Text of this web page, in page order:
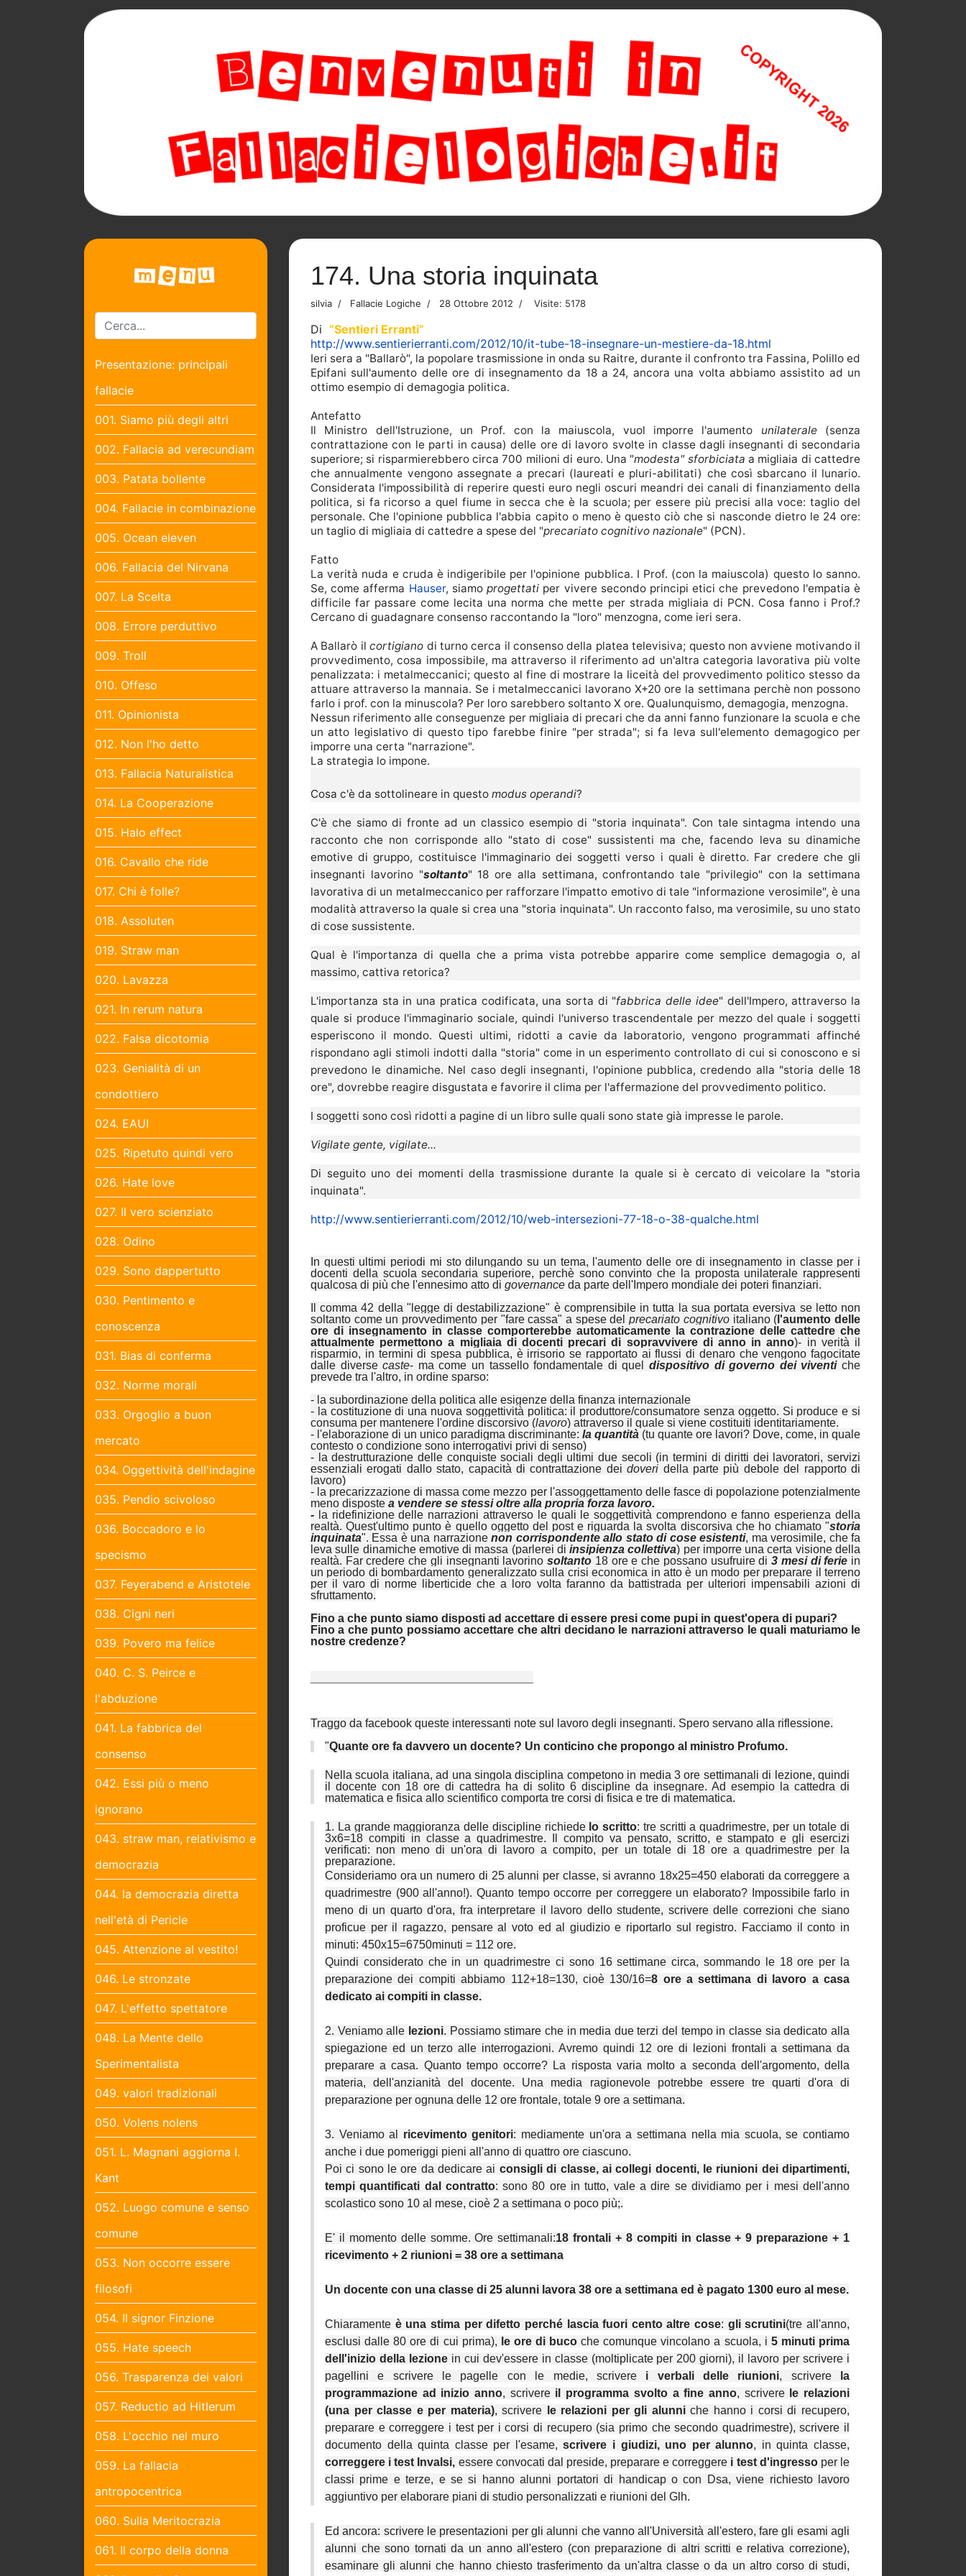
Presentazione: principali
fallacie
001. Siamo più degli altri
002. Fallacia ad verecundiam
003. Patata bollente
004. Fallacie in combinazione
005. Ocean eleven
006. Fallacia del Nirvana
007. La Scelta
008. Errore perduttivo
009. Troll
010. Offeso
011. Opinionista
012. Non l'ho detto
013. Fallacia Naturalistica
014. La Cooperazione
015. Halo effect
016. Cavallo che ride
017. Chi è folle?
018. Assoluten
019. Straw man
020. Lavazza
021. In rerum natura
022. Falsa dicotomia
023. Genialità di un
condottiero
024. EAUI
025. Ripetuto quindi vero
026. Hate love
027. Il vero scienziato
028. Odino
029. Sono dappertutto
030. Pentimento e
conoscenza
031. Bias di conferma
032. Norme morali
033. Orgoglio a buon
mercato
034. Oggettività dell'indagine
035. Pendio scivoloso
036. Boccadoro e lo
specismo
037. Feyerabend e Aristotele
038. Cigni neri
039. Povero ma felice
040. C. S. Peirce e
l'abduzione
041. La fabbrica del
consenso
042. Essi più o meno
ignorano
043. straw man, relativismo e
democrazia
044. la democrazia diretta
nell'età di Pericle
045. Attenzione al vestito!
046. Le stronzate
047. L'effetto spettatore
048. La Mente dello
Sperimentalista
049. valori tradizionali
050. Volens nolens
051. L. Magnani aggiorna I.
Kant
052. Luogo comune e senso
comune
053. Non occorre essere
filosofi
054. Il signor Finzione
055. Hate speech
056. Trasparenza dei valori
057. Reductio ad Hitlerum
058. L'occhio nel muro
059. La fallacia
antropocentrica
060. Sulla Meritocrazia
061. Il corpo della donna
174. Una storia inquinata
silvia Fallacie Logiche 28 Ottobre 2012 Visite: 5178
Di “Sentieri Erranti”
http://www.sentierierranti.com/2012/10/it-tube-18-insegnare-un-mestiere-da-18.html
Ieri sera a "Ballarò", la popolare trasmissione in onda su Raitre, durante il confronto tra Fassina, Polillo ed
Epifani sull'aumento delle ore di insegnamento da 18 a 24, ancora una volta abbiamo assistito ad un
ottimo esempio di demagogia politica.
Antefatto
Il Ministro dell'Istruzione, un Prof. con la maiuscola, vuol imporre l'aumento unilaterale (senza
contrattazione con le parti in causa) delle ore di lavoro svolte in classe dagli insegnanti di secondaria
superiore; si risparmierebbero circa 700 milioni di euro. Una "modesta" sforbiciata a migliaia di cattedre
che annualmente vengono assegnate a precari (laureati e pluri-abilitati) che così sbarcano il lunario.
Considerata l'impossibilità di reperire questi euro negli oscuri meandri dei canali di finanziamento della
politica, si fa ricorso a quel fiume in secca che è la scuola; per essere più precisi alla voce:taglio del
personale. Che l'opinione pubblica l'abbia capito o meno è questo ciò che si nasconde dietro le 24 ore:
un taglio di migliaia di cattedre a spese del "precariato cognitivo nazionale" (PCN).
Fatto
La verità nuda e cruda è indigeribile per l'opinione pubblica. I Prof. (con la maiuscola) questo lo sanno.
Se, come afferma Hauser, siamoprogettati per vivere secondo principi etici che prevedono l'empatia è
difficile far passare come lecita una norma che mette per strada migliaia di PCN. Cosa fanno i Prof.?
Cercano di guadagnare consenso raccontando la "loro" menzogna, come ieri sera.
A Ballarò ilcortigiano di turno cerca il consenso della platea televisiva; questo non avviene motivando il
provvedimento, cosa impossibile, ma attraverso il riferimento ad un'altra categoria lavorativa più volte
penalizzata: i metalmeccanici; questo al fine di mostrare la liceità del provvedimento politico stesso da
attuare attraverso la mannaia. Se i metalmeccanici lavorano X+20 ore la settimana perchè non possono
farlo i prof. con la minuscola? Per loro sarebbero soltanto X ore. Qualunquismo, demagogia, menzogna.
Nessun riferimento alle conseguenze per migliaia di precari che da anni fanno funzionare la scuola e che
un atto legislativo di questo tipo farebbe finire "per strada"; si fa leva sull'elemento demagogico per
imporre una certa "narrazione".
La strategia lo impone.
Cosa c'è da sottolineare in questo modus operandi?
C'è che siamo di fronte ad un classico esempio di "storia inquinata". Con tale sintagma intendo una
racconto che non corrisponde allo "stato di cose" sussistenti ma che, facendo leva su dinamiche
emotive di gruppo, costituisce l'immaginario dei soggetti verso i quali è diretto. Far credere che gli
insegnanti lavorino "soltanto" 18 ore alla settimana, confrontando tale "privilegio" con la settimana
lavorativa di un metalmeccanico per rafforzare l'impatto emotivo di tale "informazione verosimile", è una
modalità attraverso la quale si crea una "storia inquinata". Un racconto falso, ma verosimile, su uno stato
di cose sussistente.
Qual è l'importanza di quella che a prima vista potrebbe apparire come semplice demagogia o, al
massimo, cattiva retorica?
L'importanza sta in una pratica codificata, una sorta di "fabbrica delle idee" dell'Impero, attraverso la
quale si produce l'immaginario sociale, quindi l'universo trascendentale per mezzo del quale i soggetti
esperiscono il mondo. Questi ultimi, ridotti a cavie da laboratorio, vengono programmati affinché
rispondano agli stimoli indotti dalla "storia" come in un esperimento controllato di cui si conoscono e si
prevedono le dinamiche. Nel caso degli insegnanti, l'opinione pubblica, credendo alla "storia delle 18
ore", dovrebbe reagire disgustata e favorire il clima per l'affermazione del provvedimento politico.
I soggetti sono così ridotti a pagine di un libro sulle quali sono state già impresse le parole.
Vigilate gente, vigilate...
Di seguito uno dei momenti della trasmissione durante la quale si è cercato di veicolare la "storia
inquinata".
http://www.sentierierranti.com/2012/10/web-intersezioni-77-18-o-38-qualche.html
In questi ultimi periodi mi sto dilungando su un tema, l'aumento delle ore di insegnamento in classe per i
docenti della scuola secondaria superiore, perchè sono convinto che la proposta unilaterale rappresenti
qualcosa di più che l'ennesimo atto di governance da parte dell'Impero mondiale dei poteri finanziari.
Il comma 42 della "legge di destabilizzazione" è comprensibile in tutta la sua portata eversiva se letto non
soltanto come un provvedimento per "fare cassa" a spese delprecariato cognitivoitaliano ( l'aumento delle
ore di insegnamento in classe comporterebbe automaticamente la contrazione delle cattedre che
attualmente permettono a migliaia di docenti precari di sopravvivere di anno in anno)- in verità il
risparmio, in termini di spesa pubblica, è irrisorio se rapportato ai flussi di denaro che vengono fagocitate
dalle diversecaste- ma come un tassello fondamentale di queldispositivo di governo dei viventiche
prevede tra l'altro, in ordine sparso:
- la subordinazione della politica alle esigenze della finanza internazionale
- la costituzione di una nuova soggettività politica: il produttore/consumatore senza oggetto. Si produce e si
consuma per mantenere l'ordine discorsivo (lavoro) attraverso il quale si viene costituiti identitariamente.
- l'elaborazione di un unico paradigma discriminante: la quantità (tu quante ore lavori? Dove, come, in quale
contesto o condizione sono interrogativi privi di senso)
- la destrutturazione delle conquiste sociali degli ultimi due secoli (in termini di diritti dei lavoratori, servizi
essenziali erogati dallo stato, capacità di contrattazione deidoveri della parte più debole del rapporto di
lavoro)
- la precarizzazione di massa come mezzo per l'assoggettamento delle fasce di popolazione potenzialmente
meno disposte a vendere se stessi oltre alla propria forza lavoro.
- la ridefinizione delle narrazioni attraverso le quali le soggettività comprendono e fanno esperienza della
realtà. Quest'ultimo punto è quello oggetto del post e riguarda la svolta discorsiva che ho chiamato "storia
inquinata". Essa è una narrazionenon corrispondente allo stato di cose esistenti, ma verosimile, che fa
leva sulle dinamiche emotive di massa (parlerei diinsipienza collettiva) per imporre una certa visione della
realtà. Far credere che gli insegnanti lavorinosoltanto 18 ore e che possano usufruire di3 mesi di ferie in
un periodo di bombardamento generalizzato sulla crisi economica in atto è un modo per preparare il terreno
per il varo di norme liberticide che a loro volta faranno da battistrada per ulteriori impensabili azioni di
sfruttamento.
Fino a che punto siamo disposti ad accettare di essere presi come pupi in quest'opera di pupari?
Fino a che punto possiamo accettare che altri decidano le narrazioni attraverso le quali maturiamo le
nostre credenze?
Traggo da facebook queste interessanti note sul lavoro degli insegnanti. Spero servano alla riflessione.
"Quante ore fa davvero un docente? Un conticino che propongo al ministro Profumo.
Nella scuola italiana, ad una singola disciplina competono in media 3 ore settimanali di lezione, quindi
il docente con 18 ore di cattedra ha di solito 6 discipline da insegnare. Ad esempio la cattedra di
matematica e fisica allo scientifico comporta tre corsi di fisica e tre di matematica.
1. La grande maggioranza delle discipline richiedelo scritto: tre scritti a quadrimestre, per un totale di
3x6=18 compiti in classe a quadrimestre. Il compito va pensato, scritto, e stampato e gli esercizi
verificati: non meno di un'ora di lavoro a compito, per un totale di 18 ore a quadrimestre per la
preparazione.
Consideriamo ora un numero di 25 alunni per classe, si avranno 18x25=450 elaborati da correggere a
quadrimestre (900 all'anno!). Quanto tempo occorre per correggere un elaborato? Impossibile farlo in
meno di un quarto d'ora, fra interpretare il lavoro dello studente, scrivere delle correzioni che siano
proficue per il ragazzo, pensare al voto ed al giudizio e riportarlo sul registro. Facciamo il conto in
minuti: 450x15=6750minuti = 112 ore.
Quindi considerato che in un quadrimestre ci sono 16 settimane circa, sommando le 18 ore per la
preparazione dei compiti abbiamo 112+18=130, cioè 130/16=8 ore a settimana di lavoro a casa
dedicato ai compiti in classe.
2. Veniamo alle lezioni. Possiamo stimare che in media due terzi del tempo in classe sia dedicato alla
spiegazione ed un terzo alle interrogazioni. Avremo quindi 12 ore di lezioni frontali a settimana da
preparare a casa. Quanto tempo occorre? La risposta varia molto a seconda dell'argomento, della
materia, dell'anzianità del docente. Una media ragionevole potrebbe essere tre quarti d'ora di
preparazione per ognuna delle 12 ore frontale, totale 9 ore a settimana.
3. Veniamo al ricevimento genitori: mediamente un'ora a settimana nella mia scuola, se contiamo
anche i due pomeriggi pieni all'anno di quattro ore ciascuno.
Poi ci sono le ore da dedicare ai consigli di classe, ai collegi docenti, le riunioni dei dipartimenti,
tempi quantificati dal contratto: sono 80 ore in tutto, vale a dire se dividiamo per i mesi dell'anno
scolastico sono 10 al mese, cioè 2 a settimana o poco più;.
E' il momento delle somme. Ore settimanali:18 frontali + 8 compiti in classe + 9 preparazione + 1
ricevimento + 2 riunioni = 38 ore a settimana
Un docente con una classe di 25 alunni lavora 38 ore a settimana ed è pagato 1300 euro al mese.
Chiaramente è una stima per difetto perché lascia fuori cento altre cose: gli scrutini(tre all'anno,
esclusi dalle 80 ore di cui prima), le ore di bucoche comunque vincolano a scuola, i 5 minuti prima
dell'inizio della lezionein cui dev'essere in classe (moltiplicate per 200 giorni), il lavoro per scrivere i
pagellini e scrivere le pagelle con le medie, scriverei verbali delle riunioni, scrivere
la
programmazione ad inizio anno, scrivereil programma svolto a fine anno, scrivere le relazioni
(una per classe e per materia), scrivere le relazioni per gli alunniche hanno i corsi di recupero,
preparare e correggere i test per i corsi di recupero (sia primo che secondo quadrimestre), scrivere il
documento della quinta classe per l'esame,scrivere i giudizi, uno per alunno, in quinta classe,
correggere i test Invalsi, essere convocati dal preside, preparare e correggere i test d'ingressoper le
classi prime e terze, e se si hanno alunni portatori di handicap o con Dsa, viene richiesto lavoro
aggiuntivo per elaborare piani di studio personalizzati e riunioni del Glh.
Ed ancora: scrivere le presentazioni per gli alunni che vanno all'Università all'estero, fare gli esami agli
alunni che sono tornati da un anno all'estero (con preparazione di altri scritti e relativa correzione),
esaminare gli alunni che hanno chiesto trasferimento da un'altra classe o da un altro corso di studi,